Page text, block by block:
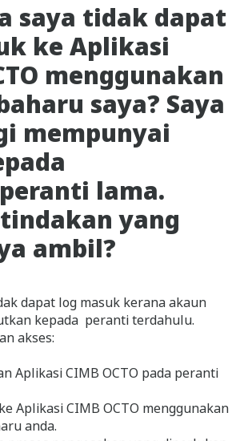
saya tidak dapat
ke Aplikasi
menggunakan
saya? Saya
mempunyai
lama.
yang
ambil?
dapat log masuk kerana akaun
kepada peranti terdahulu.
akses:
Aplikasi CIMB OCTO pada peranti
Aplikasi CIMB OCTO menggunakan
anda.